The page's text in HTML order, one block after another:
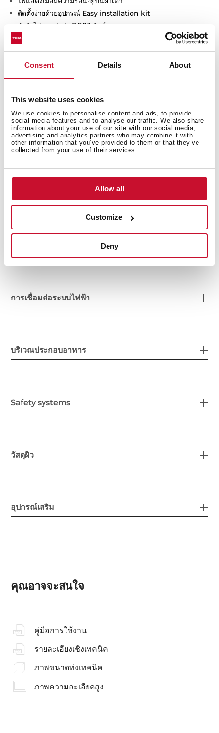
Consent Details About
This website uses cookies
We use cookies to personalise content and ads, to provide
social media features and to analyse our traffic. We also share
information about your use of our site with our social media,
advertising and analytics partners who may combine it with
other information that you’ve provided to them or that they’ve
collected from your use of their services.
Allow all
Customize
Deny
ติดตั้งง่ายด้วยอุปกรณ์ Easy installation kit
กำลังไฟรวมสูงสุด 2,900 วัตต์
ขนาดทั่วไป
การเชื่อมต่อระบบไฟฟ้า
บริเวณประกอบอาหาร
Safety systems
วัสดุผิว
อุปกรณ์เสริม
คุณอาจจะสนใจ
คู่มือการใช้งาน
รายละเอียงเชิงเทคนิค
ภาพขนาดท่งเทคนิค
ภาพความละเอียดสูง